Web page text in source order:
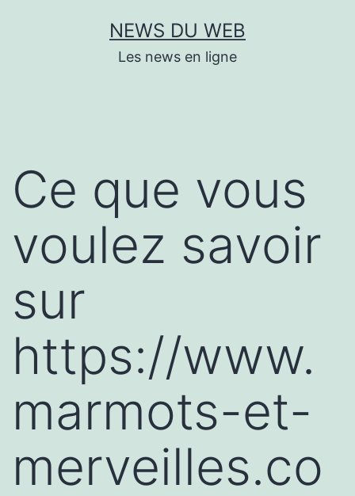
NEWS DU WEB
Les news en ligne
Ce que vous
voulez savoir
sur
https://www.
marmots-et-
merveilles.co